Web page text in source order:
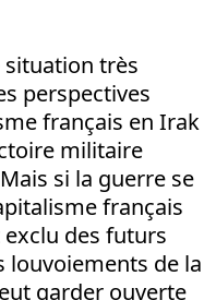
situation très
perspectives
français en Irak
militaire
si la guerre se
français
des futurs
louvoiements de la
garder ouverte